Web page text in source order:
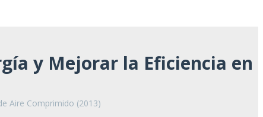
y Mejorar la Eficiencia en
Aire Comprimido (2013)